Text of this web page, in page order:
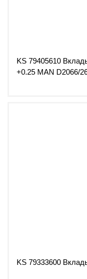
KS 79405610
+0.25 MAN D2066/
KS 79333600